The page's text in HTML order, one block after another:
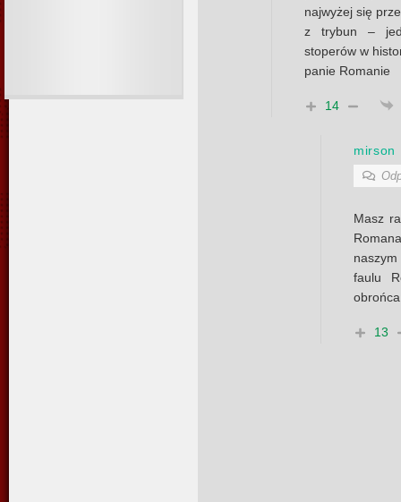
najwyżej się
z trybun –
stoperów w
panie Romanie
14
mirson
Masz
faulu
13